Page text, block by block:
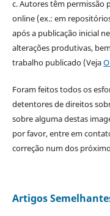
c. Autores têm permissão
online (ex.: em
após a publicação inicial
alterações produtivas,
trabalho publicado (Veja
Foram feitos todos os
detentores de direitos
sobre alguma destas
por favor, entre em
correção num dos
Artigos